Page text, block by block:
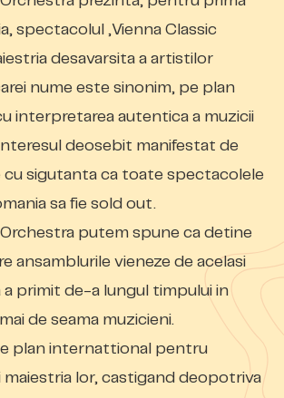
spectacolul „Vienna Classic
desavarsita a artistilor
nume este sinonim, pe plan
interpretarea autentica a muzicii
deosebit manifestat de
cu sigutanta ca toate spectacolele
sa fie sold out.
Orchestra putem spune ca detine
ansamblurile vieneze de acelasi
a primit de-a lungul timpului in
de seama muzicieni.
plan internattional pentru
lor, castigand deopotriva